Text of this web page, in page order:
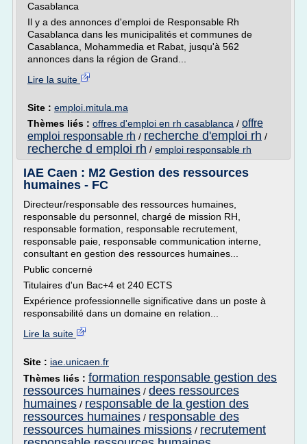
Casablanca
Il y a des annonces d'emploi de Responsable Rh
Casablanca dans les municipalités et communes de
Casablanca, Mohammedia et Rabat, jusqu'à 562
annonces dans la région de Grand...
Lire la suite
Site : emploi.mitula.ma
Thèmes liés : offres d'emploi en rh casablanca / offre
emploi responsable rh / recherche d'emploi rh /
recherche d emploi rh / emploi responsable rh
IAE Caen : M2 Gestion des ressources
humaines - FC
Directeur/responsable des ressources humaines,
responsable du personnel, chargé de mission RH,
responsable formation, responsable recrutement,
responsable paie, responsable communication interne,
consultant en gestion des ressources humaines...
Public concerné
Titulaires d'un Bac+4 et 240 ECTS
Expérience professionnelle significative dans un poste à
responsabilité dans un domaine en relation...
Lire la suite
Site : iae.unicaen.fr
Thèmes liés : formation responsable gestion des
ressources humaines / dees ressources
humaines / responsable de la gestion des
ressources humaines / responsable des
ressources humaines missions / recrutement